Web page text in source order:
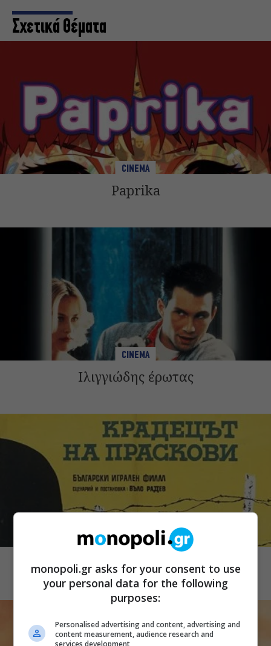
Σχετικά Θέματα
CINEMA
Paprika
CINEMA
Ιλιγγιώδης έρωτας
CINEMA
Ο κλέφτης των ροδάκινων
monopoli.gr asks for your consent to use
your personal data for the following
purposes:
Personalised advertising and content, advertising and
content measurement, audience research and
services development